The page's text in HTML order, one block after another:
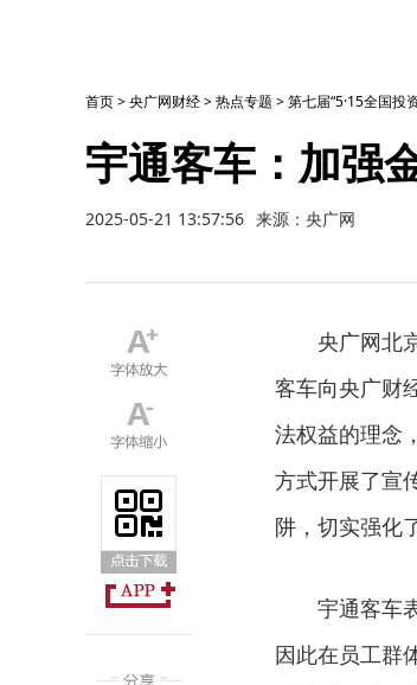
首页>央广网财经>热点专题 >第七届“5·15全国投
宇通客车：加强
2025-05-21 13:57:56 来源：央广网
央广网北
客车向央广财
法权益的理念
方式开展了宣
阱，切实强化
宇通客车
因此在员工群